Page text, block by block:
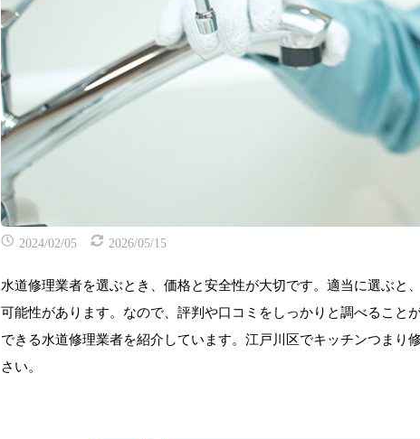
2024/02/05 2026/05/15
水道修理業者を選ぶとき、価格と安全性が大切です。適当に選ぶと
可能性があります。なので、評判や口コミをしっかりと調べること
できる水道修理業者を紹介しています。江戸川区でキッチンつまり
さい。